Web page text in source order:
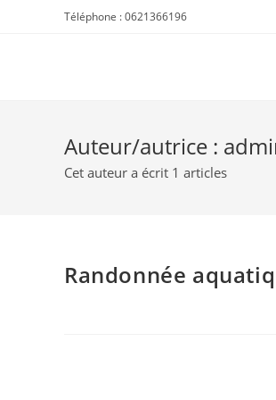
Téléphone : 0621366196
Auteur/autrice :
Cet auteur a écrit 1 articles
Randonnée